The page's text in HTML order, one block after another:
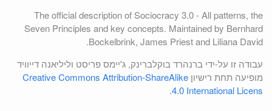
The official description of Sociocracy 3.0 - All patterns, the
Seven Principles and key concepts. Maintained by Bernhard
Bockelbrink, James Priest and Liliana David.
עבודה זו על-ידי ברנהרד בוקלברינק, ג'יימס פריסט וליליאנה דייוויד
מופיעה תחת רישיון Creative Commons Attribution-ShareAlike
4.0 International Licens
.